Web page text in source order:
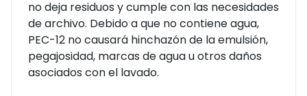
no deja residuos y cumple con las necesidades
de archivo. Debido a que no contiene agua,
PEC-12 no causará hinchazón de la emulsión,
pegajosidad, marcas de agua u otros daños
asociados con el lavado.